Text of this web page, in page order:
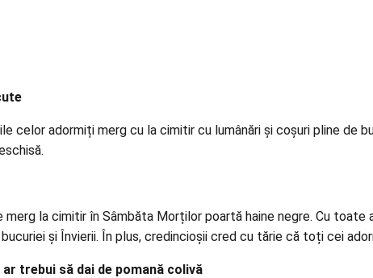
celor adormiți merg cu la cimitir cu lumânări și coșuri pline
merg la cimitir în Sâmbăta Morților poartă haine negre. Cu
și Învierii. În plus, credincioșii cred cu tărie că toți cei
trebui să dai de pomană colivă